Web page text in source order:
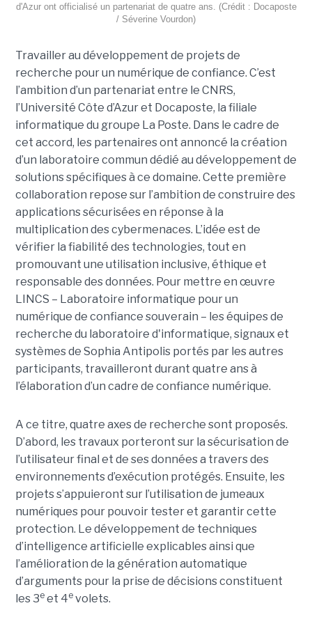
d'Azur ont officialisé un partenariat de quatre ans. (Crédit : Docaposte
/ Séverine Vourdon)
Travailler au développement de projets de
recherche pour un numérique de confiance. C’est
l’ambition d’un partenariat entre le CNRS,
l’Université Côte d’Azur et Docaposte, la filiale
informatique du groupe La Poste. Dans le cadre de
cet accord, les partenaires ont annoncé la création
d’un laboratoire commun dédié au développement de
solutions spécifiques à ce domaine. Cette première
collaboration repose sur l’ambition de construire des
applications sécurisées en réponse à la
multiplication des cybermenaces. L’idée est de
vérifier la fiabilité des technologies, tout en
promouvant une utilisation inclusive, éthique et
responsable des données. Pour mettre en œuvre
LINCS – Laboratoire informatique pour un
numérique de confiance souverain – les équipes de
recherche du laboratoire d'informatique, signaux et
systèmes de Sophia Antipolis portés par les autres
participants, travailleront durant quatre ans à
l’élaboration d’un cadre de confiance numérique.
A ce titre, quatre axes de recherche sont proposés.
D’abord, les travaux porteront sur la sécurisation de
l’utilisateur final et de ses données a travers des
environnements d’exécution protégés. Ensuite, les
projets s’appuieront sur l’utilisation de jumeaux
numériques pour pouvoir tester et garantir cette
protection. Le développement de techniques
d’intelligence artificielle explicables ainsi que
l’amélioration de la génération automatique
d’arguments pour la prise de décisions constituent
les 3eet 4evolets.